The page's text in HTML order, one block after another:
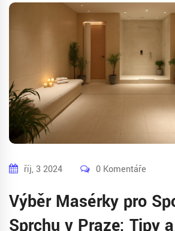
říj, 3 2024 0 Komentáře
Výběr Masérky pro
Sprchu v Praze: Tipy